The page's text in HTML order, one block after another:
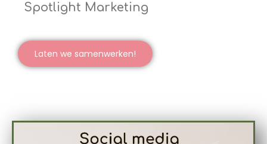
Spotlight Marketing
Laten we samenwerken!